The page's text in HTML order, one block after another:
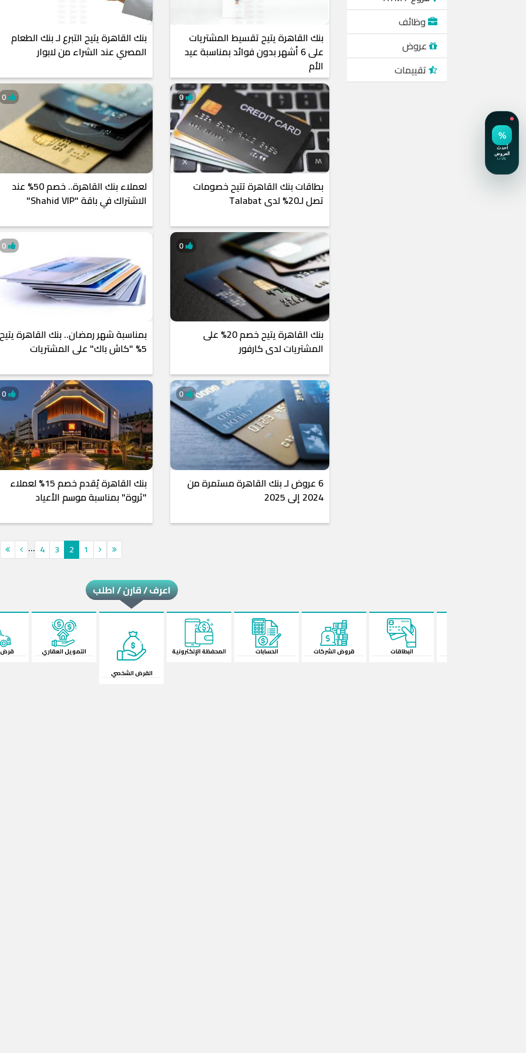
وظائف
عروض
تقييمات
بنك القاهرة يتيح تقسيط المشتريات
على 6 أشهر بدون فوائد بمناسبة عيد
الأم
بنك القاهرة يتيح التبرع لـ بنك الطعام
المصري عند الشراء من لابوار
بطاقات بنك القاهرة تتيح خصومات
تصل لـ20% لدى Talabat
0
لعملاء بنك القاهرة.. خصم 50% عند
الاشتراك في باقة "Shahid VIP"
0
بنك القاهرة يتيح خصم 20% على
المشتريات لدى كارفور
بمناسبة شهر رمضان.. بنك القاهرة يتيح
5% "كاش باك" على المشتريات
0
6 عروض لـ بنك القاهرة مستمرة من
2024 إلى 2025
0
بنك القاهرة يُقدم خصم 15% لعملاء
"ثروة" بمناسبة موسم الأعياد
0
1
2
3
4
...
اعرف / قارن / اطلب
قروض الشركات الحسابات المحفظة الإلكترونية
القرض الشخصي
التمويل العقاري
قرض السيارة